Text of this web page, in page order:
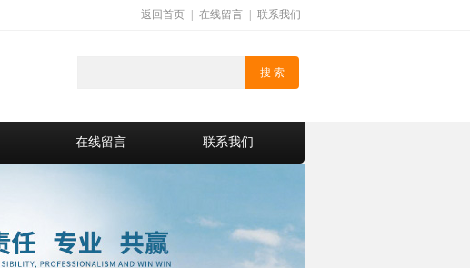
返回首页 在线留言 联系我们
在线留言 联系我们